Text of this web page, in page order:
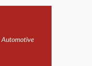
Automotive